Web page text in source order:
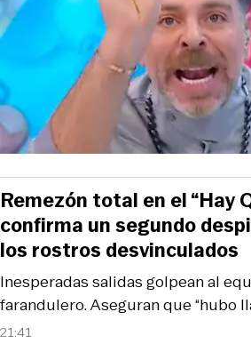
21:41
Inesperadas salidas golpean al
farandulero. Aseguran que “hubo
Remezón total en el “Hay
confirma un segundo
los rostros desvinculados